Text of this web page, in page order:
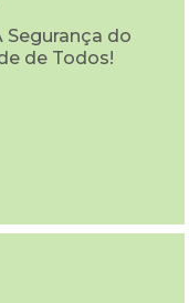
Segurança do
de Todos!